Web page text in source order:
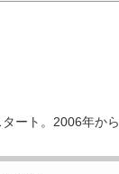
ート。2006年から